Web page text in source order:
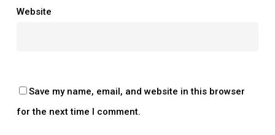
Website
Save my name, email, and website in this browser
for the next time I comment.